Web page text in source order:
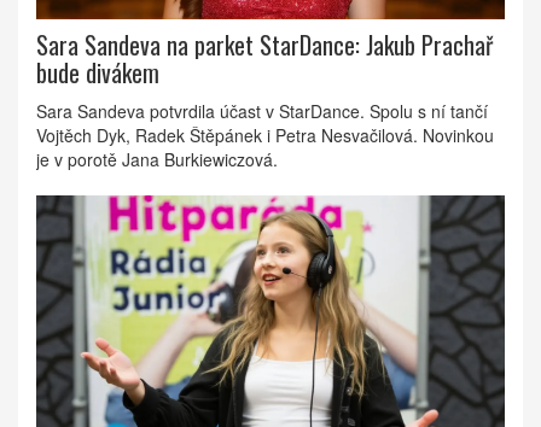
Sara Sandeva na parket StarDance: Jakub Prachař
bude divákem
Sara Sandeva potvrdila účast v StarDance. Spolu s ní tančí
Vojtěch Dyk, Radek Štěpánek i Petra Nesvačilová. Novinkou
je v porotě Jana Burkiewiczová.